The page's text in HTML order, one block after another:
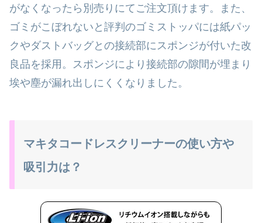
がなくなったら別売りにてご注文頂けます。また、
ゴミがこぼれないと評判のゴミストッパには紙パッ
クやダストバッグとの接続部にスポンジが付いた改
良品を採用。スポンジにより接続部の隙間が埋まり
埃や塵が漏れ出しにくくなりました。
マキタコードレスクリーナーの使い方や
吸引力は？